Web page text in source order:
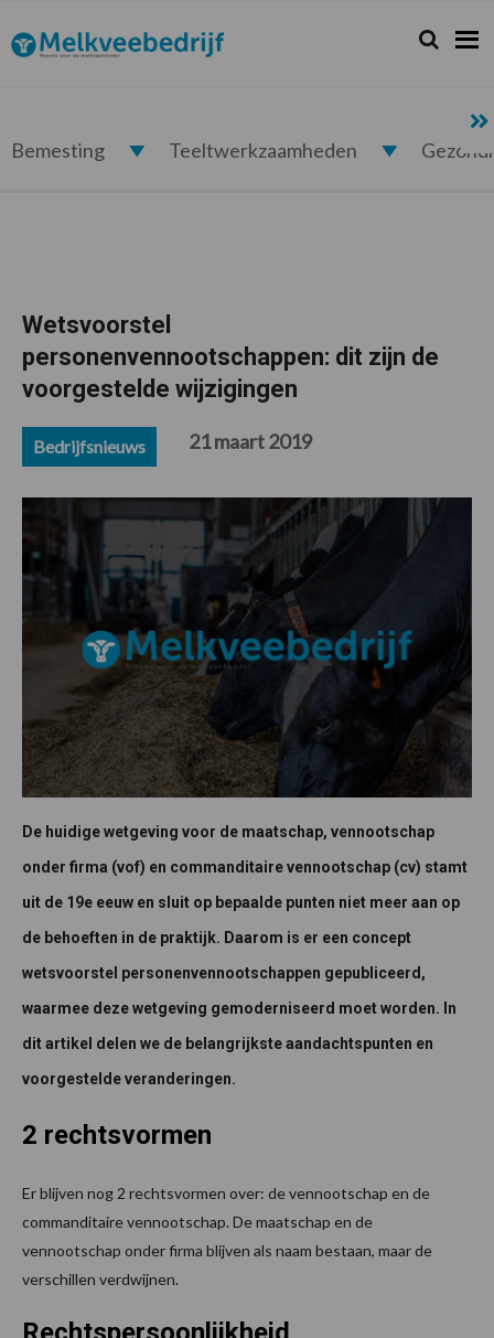
de
hoofdnavigatie
de
hoofd
de
eerste
de
voettekst
Melkveebedrijf.nl Zoeken...
Zoek
Bemesting Teeltwerkzaamheden
Wetsvoorstel
personenvennootschappen: dit zijn de
voorgestelde wijzigingen
Bedrijfsnieuws 21 maart 2019
De huidige wetgeving voor de maatschap, vennootschap
onder firma (vof) en commanditaire vennootschap (cv) stamt
uit de 19e eeuw en sluit op bepaalde punten niet meer aan op
de behoeften in de praktijk. Daarom is er een concept
wetsvoorstel personenvennootschappen gepubliceerd,
waarmee deze wetgeving gemoderniseerd moet worden. In
dit artikel delen we de belangrijkste aandachtspunten en
voorgestelde veranderingen.
2 rechtsvormen
Er blijven nog 2 rechtsvormen over: de vennootschap en de
commanditaire vennootschap. De maatschap en de
vennootschap onder firma blijven als naam bestaan, maar de
verschillen verdwijnen.